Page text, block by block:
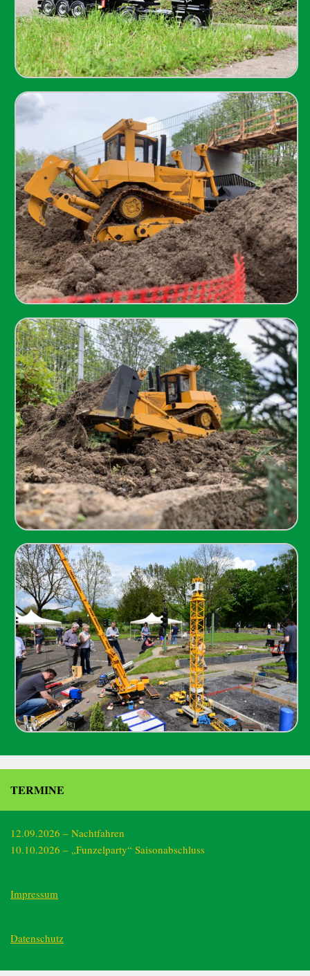
TERMINE
12.09.2026 – Nachtfahren
10.10.2026 – „Funzelparty“ Saisonabschluss
Impressum
Datenschutz